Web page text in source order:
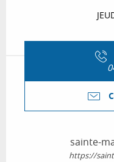
sainte-
https://